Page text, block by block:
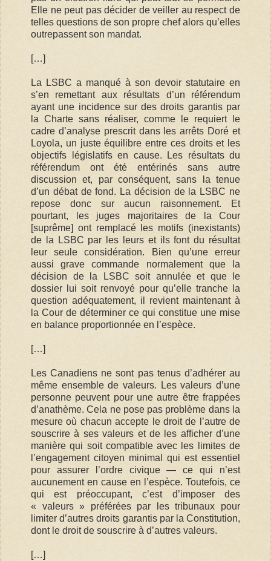
Elle ne peut pas décider de veiller au respect de
telles questions de son propre chef alors qu’elles
outrepassent son mandat.
[…]
La LSBC a manqué à son devoir statutaire en
s’en remettant aux résultats d’un référendum
ayant une incidence sur des droits garantis par
la Charte sans réaliser, comme le requiert le
cadre d’analyse prescrit dans les arrêts Doré et
Loyola, un juste équilibre entre ces droits et les
objectifs législatifs en cause. Les résultats du
référendum ont été entérinés sans autre
discussion et, par conséquent, sans la tenue
d’un débat de fond. La décision de la LSBC ne
repose donc sur aucun raisonnement. Et
pourtant, les juges majoritaires de la Cour
[suprême] ont remplacé les motifs (inexistants)
de la LSBC par les leurs et ils font du résultat
leur seule considération. Bien qu’une erreur
aussi grave commande normalement que la
décision de la LSBC soit annulée et que le
dossier lui soit renvoyé pour qu’elle tranche la
question adéquatement, il revient maintenant à
la Cour de déterminer ce qui constitue une mise
en balance proportionnée en l’espèce.
[…]
Les Canadiens ne sont pas tenus d’adhérer au
même ensemble de valeurs. Les valeurs d’une
personne peuvent pour une autre être frappées
d’anathème. Cela ne pose pas problème dans la
mesure où chacun accepte le droit de l’autre de
souscrire à ses valeurs et de les afficher d’une
manière qui soit compatible avec les limites de
l’engagement citoyen minimal qui est essentiel
pour assurer l’ordre civique — ce qui n’est
aucunement en cause en l’espèce. Toutefois, ce
qui est préoccupant, c’est d’imposer des
« valeurs » préférées par les tribunaux pour
limiter d’autres droits garantis par la Constitution,
dont le droit de souscrire à d’autres valeurs.
[…]